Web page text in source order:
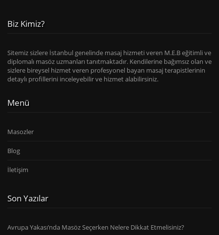
Biz Kimiz?
Sitemiz sizlere İstanbul genelinde masaj hizmeti veren M.E.B eğitimli ve
diplomalı masöz uzmanları tanıtmaktadır. Kendilerine bağımsız olan ve
sizlere bireysel hizmet veren profesyonel bayan masaj terapistlerinin
detaylı profillerini inceleyebilir ve hizmet alabilirsiniz.
Menü
Masozler
Blog
İletişim
Son Yazılar
Avrupa Yakası’nda Masöz Seçerken Nelere Dikkat Etmelisiniz?